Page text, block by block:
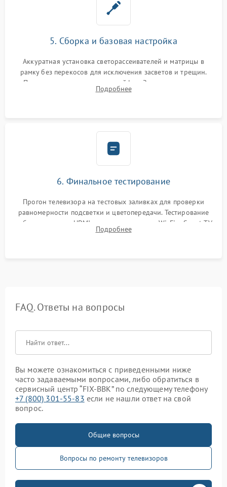
5. Сборка и базовая настройка
Аккуратная установка светорассеивателей и матрицы в
рамку без перекосов для исключения засветов и трещин.
Подключение внутренних шлейфов. Закрытие корпуса.
Сброс настроек и обновление программного обеспечения.
Подробнее
6. Финальное тестирование
Прогон телевизора на тестовых заливках для проверки
равномерности подсветки и цветопередачи. Тестирование
работы разъемов HDMI, динамиков, модуля Wi-Fi и Smart TV
в рабочем режиме в течение нескольких часов.
Подробнее
FAQ. Ответы на вопросы
Вы можете ознакомиться с приведенными ниже
часто задаваемыми вопросами, либо обратиться в
сервисный центр “FIX-BBK” по следующему телефону
+7 (800) 301-55-83 если не нашли ответ на свой
вопрос.
Общие вопросы
Вопросы по ремонту телевизоров